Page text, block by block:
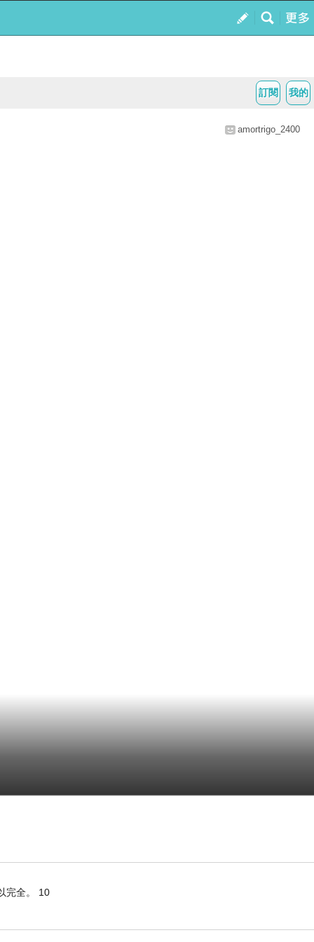
我的
訂閱
amortrigo_2400
完全。 10